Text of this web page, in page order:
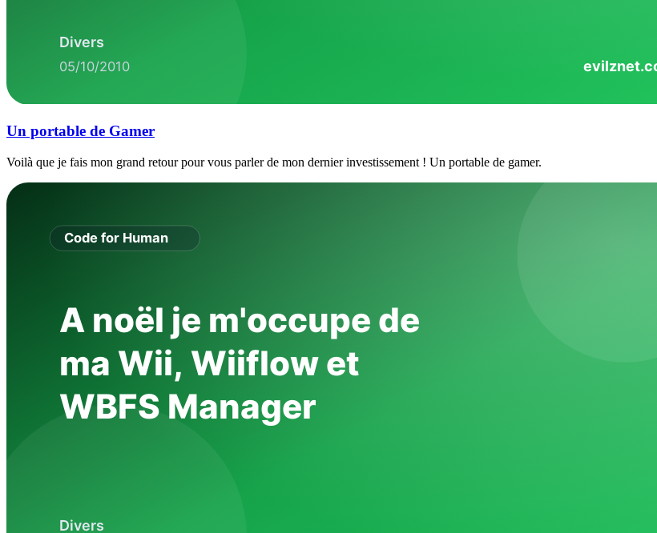
Un portable de Gamer
Voilà que je fais mon grand retour pour vous parler de mon dernier investissement ! Un portable de gamer.